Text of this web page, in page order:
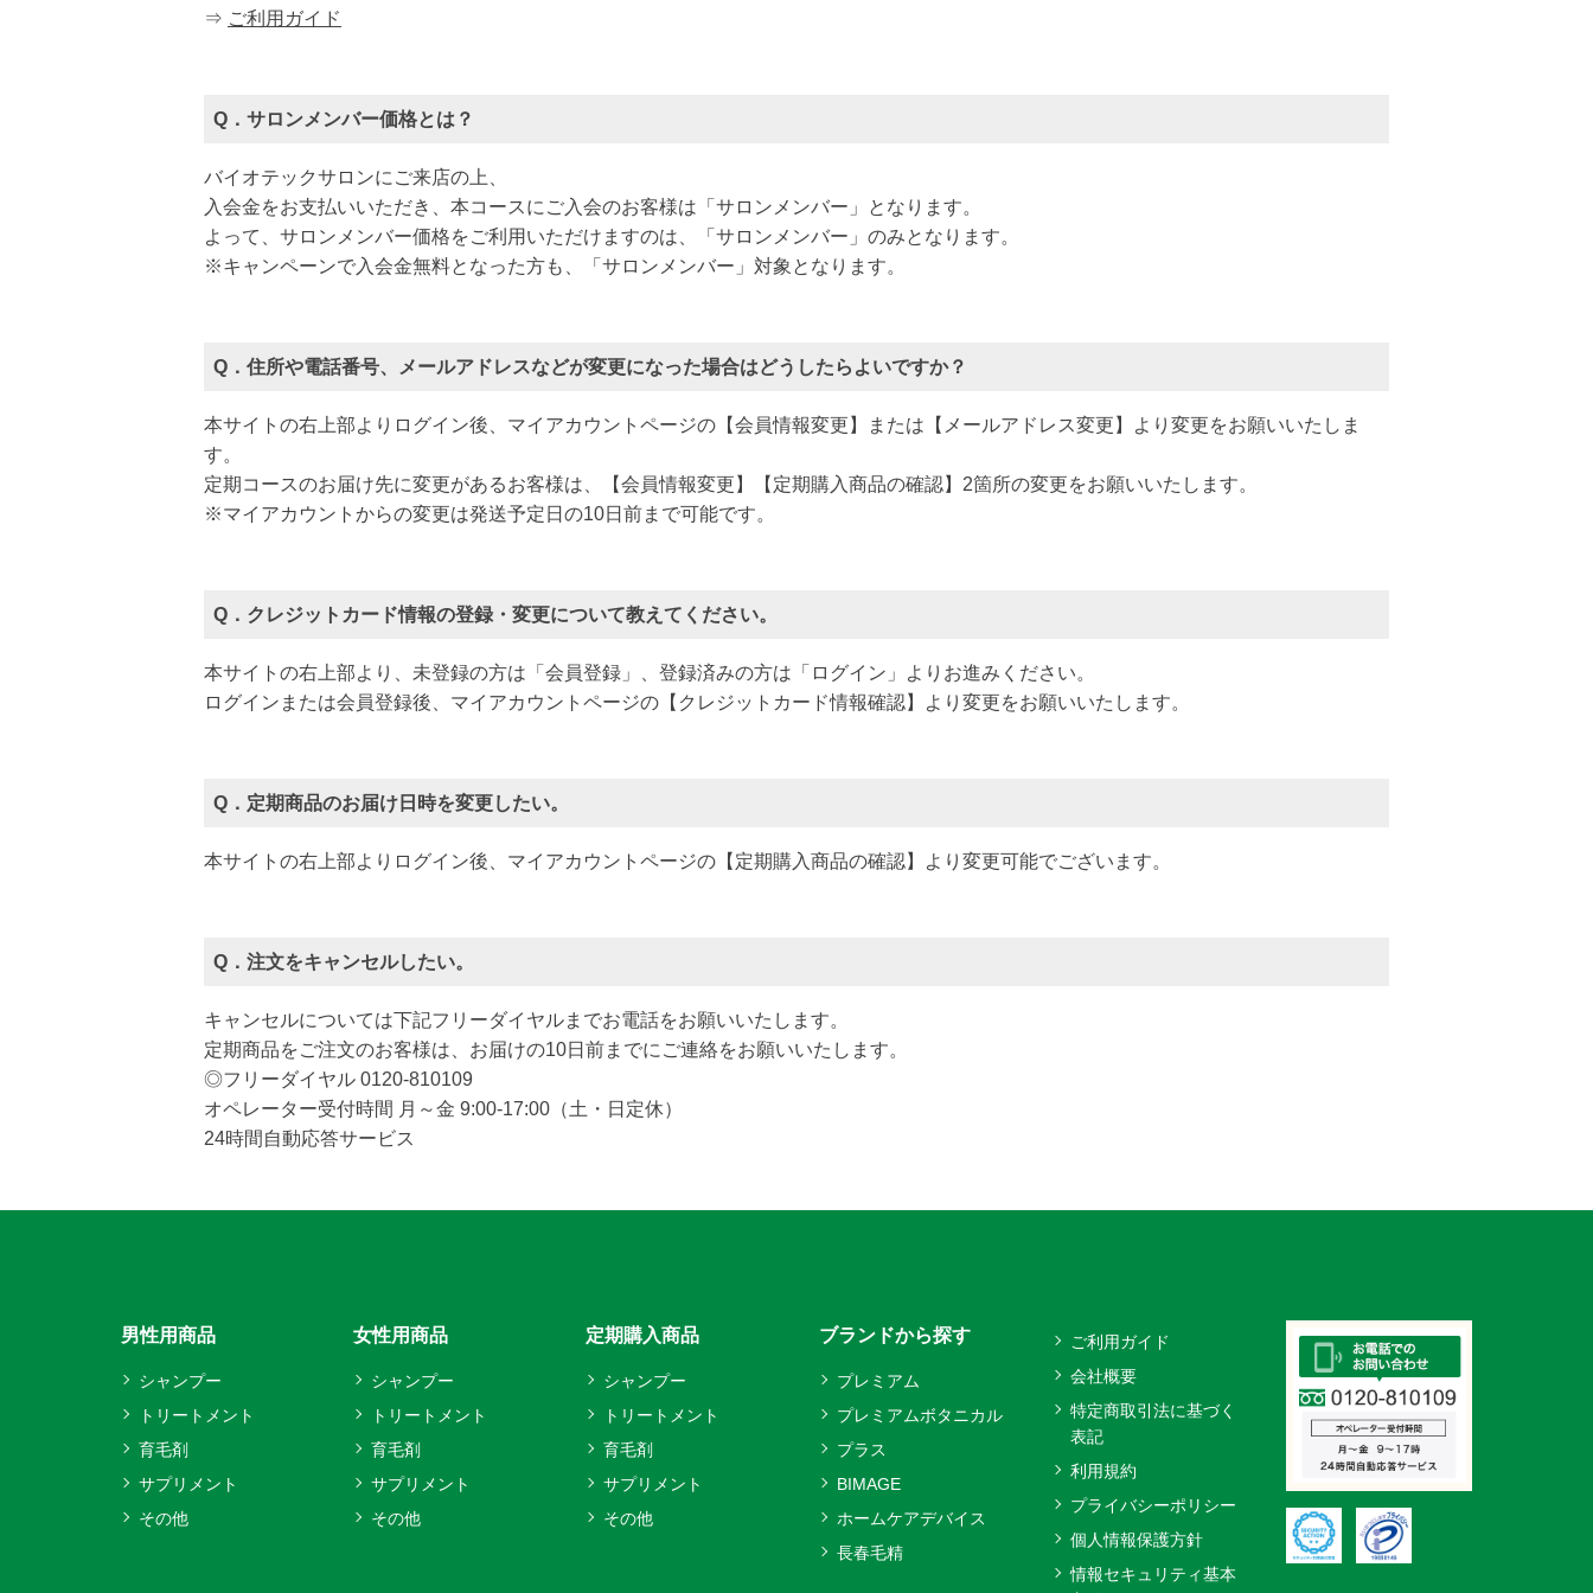
⇒ ご利用ガイド
Q．サロンメンバー価格とは？
バイオテックサロンにご来店の上、
入会金をお支払いいただき、本コースにご入会のお客様は「サロンメンバー」となります。
よって、サロンメンバー価格をご利用いただけますのは、「サロンメンバー」のみとなります。
※キャンペーンで入会金無料となった方も、「サロンメンバー」対象となります。
Q．住所や電話番号、メールアドレスなどが変更になった場合はどうしたらよいですか？
本サイトの右上部よりログイン後、マイアカウントページの【会員情報変更】または【メールアドレス変更】より変更をお願いいたしま
す。
定期コースのお届け先に変更があるお客様は、【会員情報変更】【定期購入商品の確認】2箇所の変更をお願いいたします。
※マイアカウントからの変更は発送予定日の10日前まで可能です。
Q．クレジットカード情報の登録・変更について教えてください。
本サイトの右上部より、未登録の方は「会員登録」、登録済みの方は「ログイン」よりお進みください。
ログインまたは会員登録後、マイアカウントページの【クレジットカード情報確認】より変更をお願いいたします。
Q．定期商品のお届け日時を変更したい。
本サイトの右上部よりログイン後、マイアカウントページの【定期購入商品の確認】より変更可能でございます。
Q．注文をキャンセルしたい。
キャンセルについては下記フリーダイヤルまでお電話をお願いいたします。
定期商品をご注文のお客様は、お届けの10日前までにご連絡をお願いいたします。
◎フリーダイヤル 0120-810109
オペレーター受付時間 月～金 9:00-17:00（土・日定休）
24時間自動応答サービス
男性用商品
シャンプー
トリートメント
育毛剤
サプリメント
その他
女性用商品
シャンプー
トリートメント
育毛剤
サプリメント
その他
定期購入商品
シャンプー
トリートメント
育毛剤
サプリメント
その他
ブランドから探す
プレミアム
プレミアムボタニカル
プラス
BIMAGE
ホームケアデバイス
長春毛精
ご利用ガイド
会社概要
特定商取引法に基づく
表記
利用規約
プライバシーポリシー
個人情報保護方針
情報セキュリティ基本